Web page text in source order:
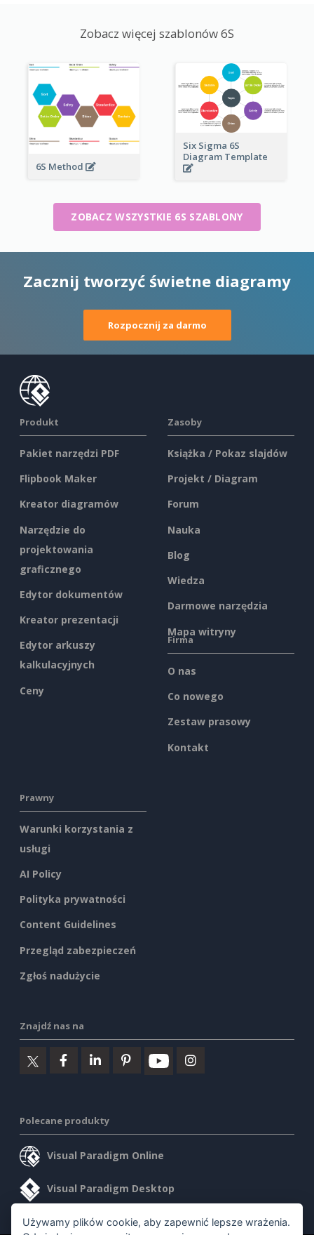
Zobacz więcej szablonów 6S
6S Method
Six Sigma 6S
Diagram Template
ZOBACZ WSZYSTKIE 6S SZABLONY
Zacznij tworzyć świetne diagramy
Rozpocznij za darmo
Produkt
Pakiet narzędzi PDF
Flipbook Maker
Kreator diagramów
Narzędzie do
projektowania
graficznego
Edytor dokumentów
Kreator prezentacji
Edytor arkuszy
kalkulacyjnych
Ceny
Zasoby
Książka / Pokaz slajdów
Projekt / Diagram
Forum
Nauka
Blog
Wiedza
Darmowe narzędzia
Mapa witryny
Firma
O nas
Co nowego
Zestaw prasowy
Kontakt
Prawny
Warunki korzystania z
usługi
AI Policy
Polityka prywatności
Content Guidelines
Przegląd zabezpieczeń
Zgłoś nadużycie
Znajdź nas na
Polecane produkty
Visual Paradigm Online
Visual Paradigm Desktop
Używamy plików cookie, aby zapewnić lepsze wrażenia.